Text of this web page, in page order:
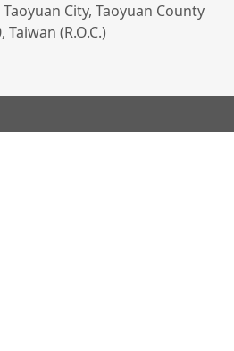
City, Taoyuan County
Taiwan (R.O.C.)